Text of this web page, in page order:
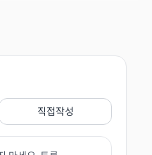
직접작성